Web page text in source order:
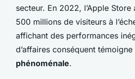
secteur. En 2022, l’Apple
500 millions de visiteurs à
affichant des performances
d’affaires conséquent
phénoménale.